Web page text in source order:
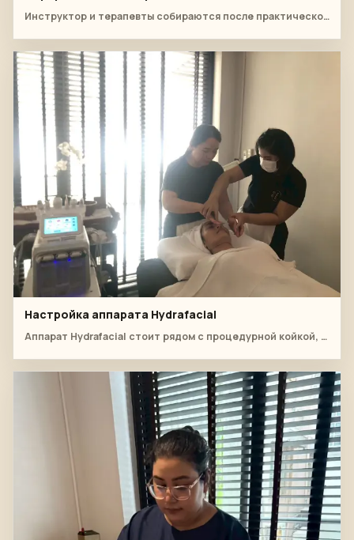
Инструктор и терапевты собираются после практического занятия по спортивному массажу.
Настройка аппарата Hydrafacial
Аппарат Hydrafacial стоит рядом с процедурной койкой, пока студент занимается под наблюдением инструктора.